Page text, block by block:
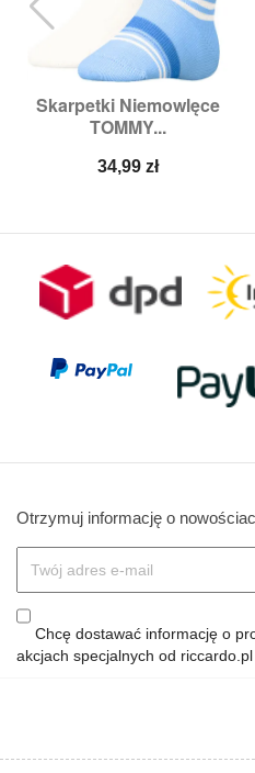
Skarpetki Niemowlęce
TOMMY...
Cena
34,99 zł
Otrzymuj informację o
Chcę dostawać informację o
akcjach specjalnych od